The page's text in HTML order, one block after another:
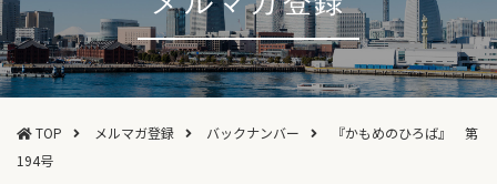
TOP メルマガ登録 バックナンバー
『かもめのひろば』 第
194号